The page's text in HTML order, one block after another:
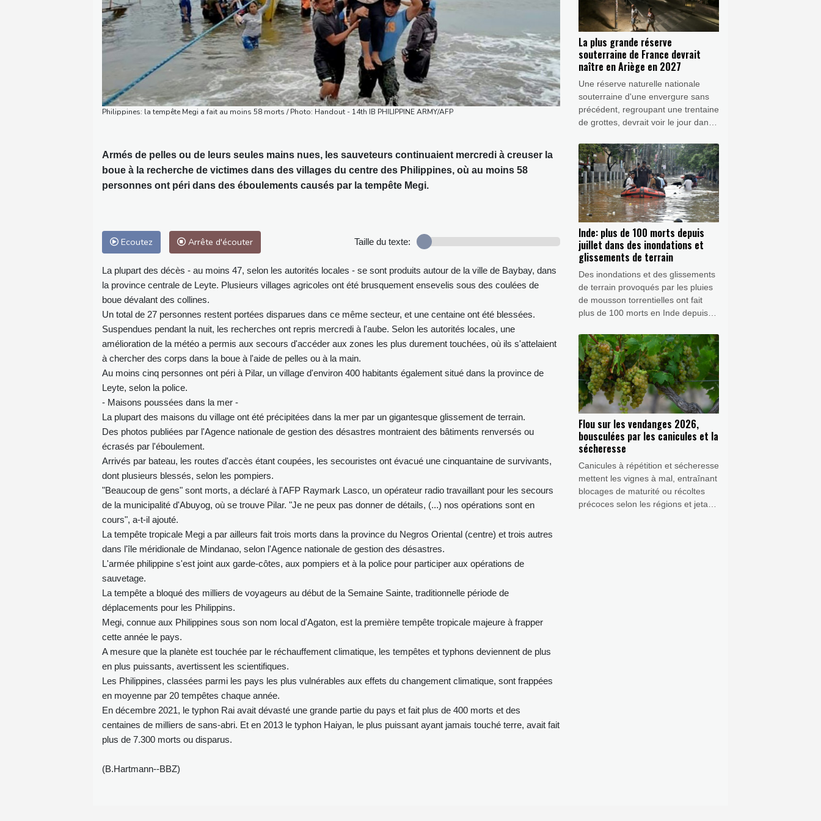
Philippines: la tempête Megi a fait au moins 58 morts / Photo: Handout - 14th IB PHILIPPINE ARMY/AFP
Armés de pelles ou de leurs seules mains nues, les sauveteurs continuaient mercredi à creuser la
boue à la recherche de victimes dans des villages du centre des Philippines, où au moins 58
personnes ont péri dans des éboulements causés par la tempête Megi.
Ecoutez Arrête d'écouter Taille du texte:
La plupart des décès - au moins 47, selon les autorités locales - se sont produits autour de la ville de Baybay, dans
la province centrale de Leyte. Plusieurs villages agricoles ont été brusquement ensevelis sous des coulées de
boue dévalant des collines.
Un total de 27 personnes restent portées disparues dans ce même secteur, et une centaine ont été blessées.
Suspendues pendant la nuit, les recherches ont repris mercredi à l'aube. Selon les autorités locales, une
amélioration de la météo a permis aux secours d'accéder aux zones les plus durement touchées, où ils s'attelaient
à chercher des corps dans la boue à l'aide de pelles ou à la main.
Au moins cinq personnes ont péri à Pilar, un village d'environ 400 habitants également situé dans la province de
Leyte, selon la police.
- Maisons poussées dans la mer -
La plupart des maisons du village ont été précipitées dans la mer par un gigantesque glissement de terrain.
Des photos publiées par l'Agence nationale de gestion des désastres montraient des bâtiments renversés ou
écrasés par l'éboulement.
Arrivés par bateau, les routes d'accès étant coupées, les secouristes ont évacué une cinquantaine de survivants,
dont plusieurs blessés, selon les pompiers.
"Beaucoup de gens" sont morts, a déclaré à l'AFP Raymark Lasco, un opérateur radio travaillant pour les secours
de la municipalité d'Abuyog, où se trouve Pilar. "Je ne peux pas donner de détails, (...) nos opérations sont en
cours", a-t-il ajouté.
La tempête tropicale Megi a par ailleurs fait trois morts dans la province du Negros Oriental (centre) et trois autres
dans l'île méridionale de Mindanao, selon l'Agence nationale de gestion des désastres.
L'armée philippine s'est joint aux garde-côtes, aux pompiers et à la police pour participer aux opérations de
sauvetage.
La tempête a bloqué des milliers de voyageurs au début de la Semaine Sainte, traditionnelle période de
déplacements pour les Philippins.
Megi, connue aux Philippines sous son nom local d'Agaton, est la première tempête tropicale majeure à frapper
cette année le pays.
A mesure que la planète est touchée par le réchauffement climatique, les tempêtes et typhons deviennent de plus
en plus puissants, avertissent les scientifiques.
Les Philippines, classées parmi les pays les plus vulnérables aux effets du changement climatique, sont frappées
en moyenne par 20 tempêtes chaque année.
En décembre 2021, le typhon Rai avait dévasté une grande partie du pays et fait plus de 400 morts et des
centaines de milliers de sans-abri. Et en 2013 le typhon Haiyan, le plus puissant ayant jamais touché terre, avait fait
plus de 7.300 morts ou disparus.
(B.Hartmann--BBZ)
La plus grande réserve
souterraine de France devrait
naître en Ariège en 2027
Une réserve naturelle nationale
souterraine d'une envergure sans
précédent, regroupant une trentaine
de grottes, devrait voir le jour dans
l'Ariège dès 2027 afin de mieux
protéger ces cavités, les mettre en
valeur et y faciliter la recherche.
Inde: plus de 100 morts depuis
juillet dans des inondations et
glissements de terrain
Des inondations et des glissements
de terrain provoqués par les pluies
de mousson torrentielles ont fait
plus de 100 morts en Inde depuis
de personnes à évacuer, selon un
bilan des autorités publié mercredi.
Flou sur les vendanges 2026,
bousculées par les canicules et la
sécheresse
Canicules à répétition et sécheresse
mettent les vignes à mal, entraînant
blocages de maturité ou récoltes
précoces selon les régions et jetant